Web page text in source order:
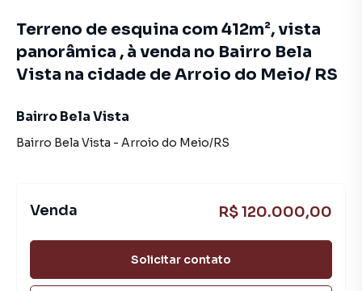
Terreno de esquina com 412m², vista
panorâmica , à venda no Bairro Bela
Vista na cidade de Arroio do Meio/ RS
Bairro Bela Vista
Bairro Bela Vista - Arroio do Meio/RS
Venda R$ 120.000,00
Solicitar contato